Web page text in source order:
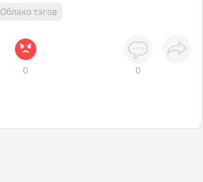
Облако тэгов
0 0